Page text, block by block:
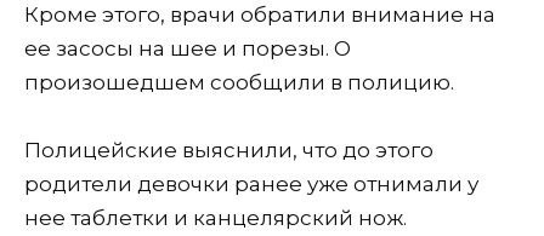
Кроме этого, врачи обратили внимание на
ее засосы на шее и порезы. О
произошедшем сообщили в полицию.
Полицейские выяснили, что до этого
родители девочки ранее уже отнимали у
нее таблетки и канцелярский нож.